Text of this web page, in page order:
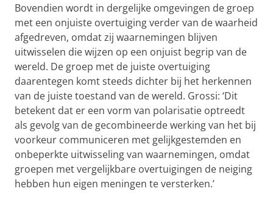
Bovendien wordt in dergelijke omgevingen de groep
met een onjuiste overtuiging verder van de waarheid
afgedreven, omdat zij waarnemingen blijven
uitwisselen die wijzen op een onjuist begrip van de
wereld. De groep met de juiste overtuiging
daarentegen komt steeds dichter bij het herkennen
van de juiste toestand van de wereld. Grossi: ‘Dit
betekent dat er een vorm van polarisatie optreedt
als gevolg van de gecombineerde werking van het bij
voorkeur communiceren met gelijkgestemden en
onbeperkte uitwisseling van waarnemingen, omdat
groepen met vergelijkbare overtuigingen de neiging
hebben hun eigen meningen te versterken.’